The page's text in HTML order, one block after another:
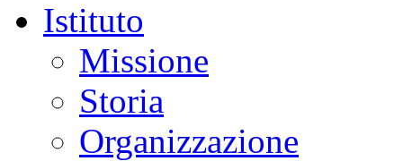
Istituto
Missione
Storia
Organizzazione